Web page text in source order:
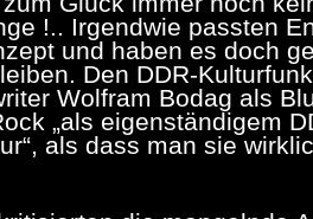
!.. Irgendwie passten
und haben es doch
Den DDR-
Wolfram Bodag als
„als eigenständigem
als dass man sie